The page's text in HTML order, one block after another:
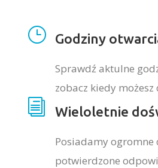
} Godziny
Sprawdź aktulne
zobacz kiedy możesz
i Wieloletnie
Posiadamy ogromne
potwierdzone